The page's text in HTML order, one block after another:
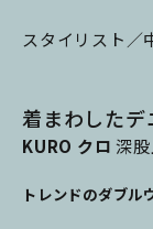
スタイリスト／
着まわした
KURO クロ 深
トレンドのダブル